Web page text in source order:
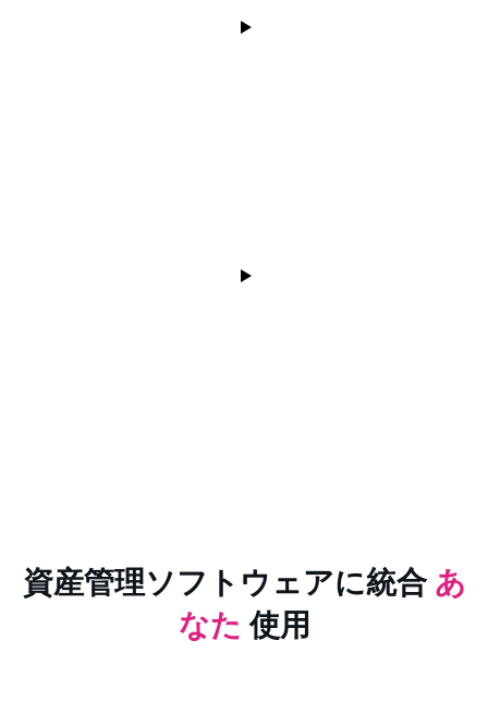
資産管理ソフトウェアに統合 あ
なた使用